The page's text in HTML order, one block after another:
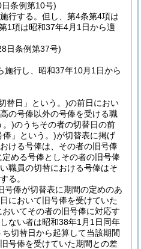
日条例第10号)
行する。 但し、第4条第4項は
1項は昭和37年4月1日から適
日条例第37号)
施行し、昭和37年10月1日から
替日」という。)の前日におい
の号俸以外の号俸を受ける職
。)のうちその者の切替日の前
俸」という。)が切替表に掲げ
ける号俸は、その者の旧号俸
定める号俸としその者の旧号俸
職員の切替における号俸はそ
る。
号俸が切替表に期間の定めのあ
において旧号俸を受けていた
おいてその者の旧号俸に対応す
ない者は昭和38年1月1日同年
切替日から起算して当該期間
号俸を受けていた期間との差